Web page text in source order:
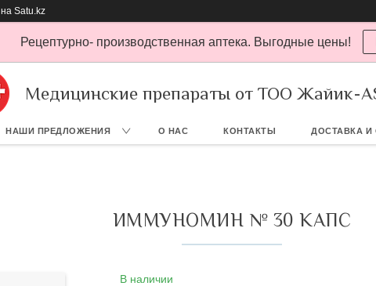
на Satu.kz
Рецептурно- производственная аптека. Выгодные цены!
Медицинские препараты от ТОО Жайик-
НАШИ ПРЕДЛОЖЕНИЯ О НАС КОНТАКТЫ ДОСТАВКА И
ИММУНОМИН № 30 КАПС
В наличии